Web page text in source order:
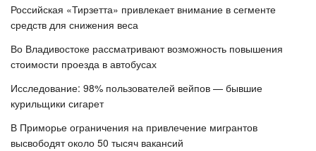
Российская «Тирзетта» привлекает внимание в сегменте
средств для снижения веса
Во Владивостоке рассматривают возможность повышения
стоимости проезда в автобусах
Исследование: 98% пользователей вейпов — бывшие
курильщики сигарет
В Приморье ограничения на привлечение мигрантов
высвободят около 50 тысяч вакансий